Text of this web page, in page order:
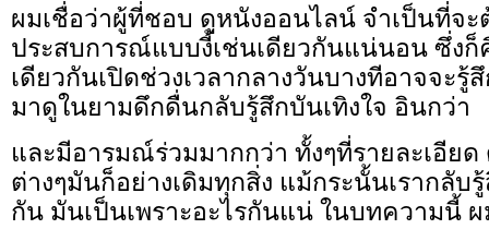
ผมเชื่อว่าผู้ที่ชอบ ดูหนังออนไลน์ จำเป็นที่จะ
ประสบการณ์แบบงี้เช่นเดียวกันแน่นอน ซึ่งก็
เดียวกันเปิดช่วงเวลากลางวันบางทีอาจจะรู้
มาดูในยามดึกดื่นกลับรู้สึกบันเทิงใจ อินกว่า
และมีอารมณ์ร่วมมากกว่า ทั้งๆที่รายละเอีย
ต่างๆมันก็อย่างเดิมทุกสิ่ง แม้กระนั้นเรากลับ
กัน มันเป็นเพราะอะไรกันแน่ ในบทความนี้